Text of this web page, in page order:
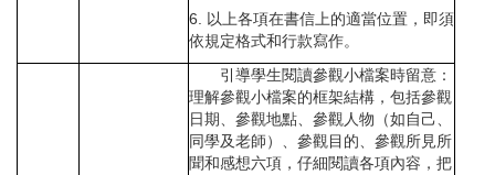
6. 以上各項在書信上的適當位置，即須
依規定格式和行款寫作。
引導學生閱讀參觀小檔案時留意：
理解參觀小檔案的框架結構，包括參觀
日期、參觀地點、參觀人物（如自己、
同學及老師）、參觀目的、參觀所見所
聞和感想六項，仔細閱讀各項內容，把